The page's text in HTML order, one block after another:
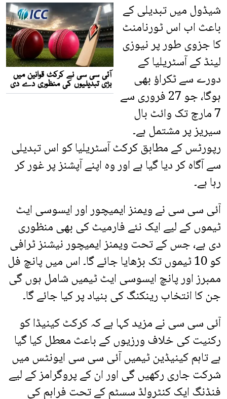
شیڈول میں تبدیلی کے
باعث اب اس ٹورنامنٹ
کا جزوی طور پر نیوزی
لینڈ کے آسٹریلیا کے
دورے سے ٹکراؤ بھی
ہوگا، جو 27 فروری سے
7 مارچ تک وائٹ بال
سیریز پر مشتمل ہے۔
رپورٹس کے مطابق کرکٹ آسٹریلیا کو اس تبدیلی
سے آگاہ کر دیا گیا ہے اور وہ اپنے آپشنز پر غور کر
رہا ہے۔
آئی سی سی نے ویمنز ایمیچور اور ایسوسی ایٹ
ٹیموں کے لیے ایک نئے فارمیٹ کی بھی منظوری
دی ہے، جس کے تحت ویمنز ایمیچور نیشنز ٹرافی
کو 10 ٹیموں تک بڑھایا جائے گا۔ اس میں پانچ فل
ممبرز اور پانچ ایسوسی ایٹ ٹیمیں شامل ہوں گی
جن کا انتخاب رینکنگ کی بنیاد پر کیا جائے گا۔
آئی سی سی نے مزید کہا ہے کہ کرکٹ کینیڈا کو
رکنیت کی خلاف ورزیوں کے باعث معطل کیا گیا
ہے تاہم کینیڈین ٹیمیں آئی سی سی ایونٹس میں
شرکت جاری رکھیں گی اور ان کے پروگرامز کے لیے
فنڈنگ ایک کنٹرولڈ سسٹم کے تحت فراہم کی